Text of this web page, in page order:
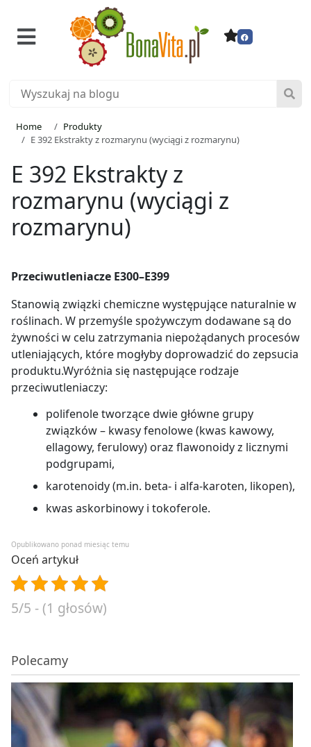
Home
Produkty
E 392 Ekstrakty z rozmarynu (wyciągi z rozmarynu)
E 392 Ekstrakty z
rozmarynu (wyciągi z
rozmarynu)
Przeciwutleniacze E300–E399
Stanowią związki chemiczne występujące naturalnie w
roślinach. W przemyśle spożywczym dodawane są do
żywności w celu zatrzymania niepożądanych procesów
utleniających, które mogłyby doprowadzić do zepsucia
produktu.Wyróżnia się następujące rodzaje
przeciwutleniaczy:
polifenole tworzące dwie główne grupy
związków – kwasy fenolowe (kwas kawowy,
ellagowy, ferulowy) oraz flawonoidy z licznymi
podgrupami,
karotenoidy (m.in. beta- i alfa-karoten, likopen),
kwas askorbinowy i tokoferole.
Opublikowano ponad miesiąc temu
Oceń artykuł
5/5 - (1 głosów)
Polecamy